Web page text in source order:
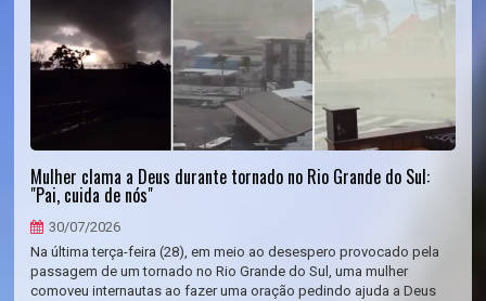
Mulher clama a Deus durante tornado no Rio Grande do Sul:
"Pai, cuida de nós"
30/07/2026
Na última terça-feira (28), em meio ao desespero provocado pela
passagem de um tornado no Rio Grande do Sul, uma mulher
comoveu internautas ao fazer uma oração pedindo ajuda a Deus